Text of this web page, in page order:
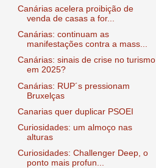
Canárias acelera proibição de
venda de casas a for...
Canárias: continuam as
manifestações contra a mass...
Canárias: sinais de crise no turismo
em 2025?
Canárias: RUP´s pressionam
Bruxelças
Canarias quer duplicar PSOEI
Curiosidades: um almoço nas
alturas
Curiosidades: Challenger Deep, o
ponto mais profun...